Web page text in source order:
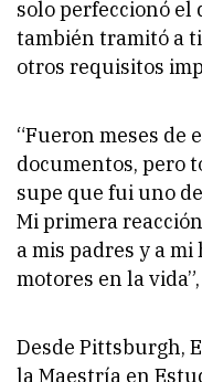
solo perfeccionó el
también tramitó a
otros requisitos
“Fueron meses de
documentos, pero
supe que fui uno
Mi primera
a mis padres y a
motores en la
Desde Pittsburgh,
la Maestría en